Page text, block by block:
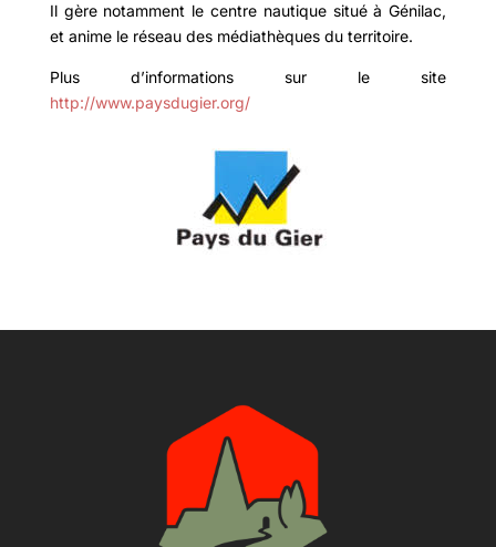
Il gère notamment le centre nautique situé à Génilac,
et anime le réseau des médiathèques du territoire.
Plus d’informations sur le site
http://www.paysdugier.org/